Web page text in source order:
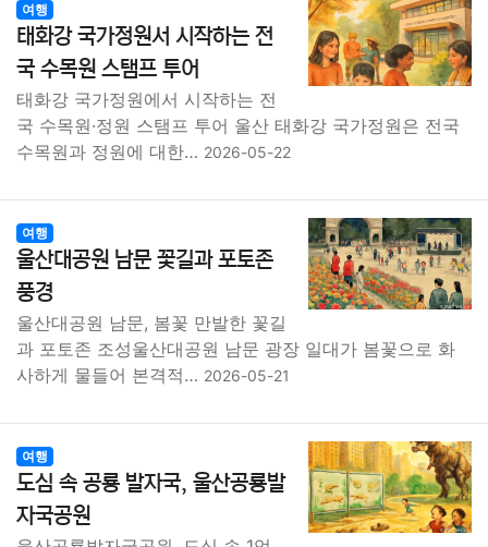
여행
태화강 국가정원서 시작하는 전
국 수목원 스탬프 투어
태화강 국가정원에서 시작하는 전
국 수목원·정원 스탬프 투어 울산 태화강 국가정원은 전국
수목원과 정원에 대한… 2026-05-22
여행
울산대공원 남문 꽃길과 포토존
풍경
울산대공원 남문, 봄꽃 만발한 꽃길
과 포토존 조성울산대공원 남문 광장 일대가 봄꽃으로 화
사하게 물들어 본격적… 2026-05-21
여행
도심 속 공룡 발자국, 울산공룡발
자국공원